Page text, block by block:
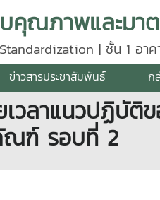
| ชั้น 1 อาค
ข่าวสารประชาสัมพันธ์ ก
เวลาแนวปฏิบั
ณฑ์ รอบที่ 2